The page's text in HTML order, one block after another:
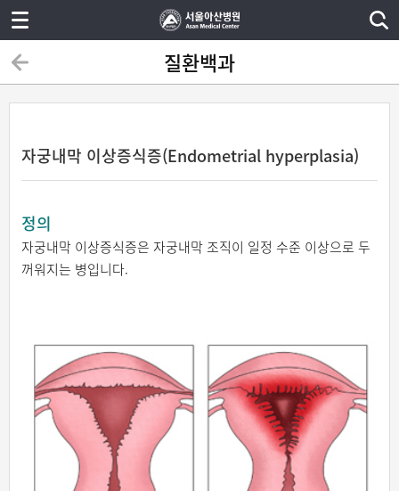
질환백과
자궁내막 이상증식증(Endometrial hyperplasia)
정의
자궁내막 이상증식증은 자궁내막 조직이 일정 수준 이상으로 두
꺼워지는 병입니다.